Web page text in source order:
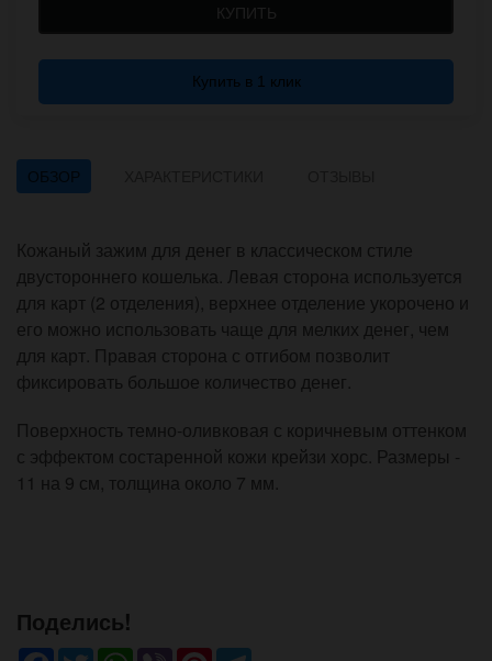
КУПИТЬ
Купить в 1 клик
ОБЗОР
Кожаный зажим для денег в классическом стиле
двустороннего кошелька. Левая сторона используется
для карт (2 отделения), верхнее отделение укорочено и
его можно использовать чаще для мелких денег, чем
для карт. Правая сторона с отгибом позволит
фиксировать большое количество денег.
Поверхность темно-оливковая с коричневым оттенком
с эффектом состаренной кожи крейзи хорс. Размеры -
11 на 9 см, толщина около 7 мм.
Поделись!